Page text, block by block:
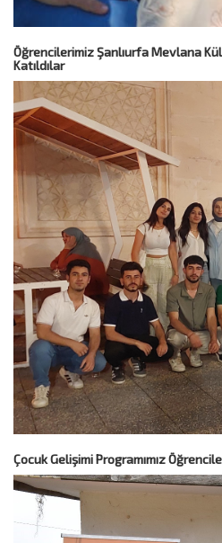
Öğrencilerimiz Şanlıurfa Mevlana
Katıldılar
Çocuk Gelişimi Programımız